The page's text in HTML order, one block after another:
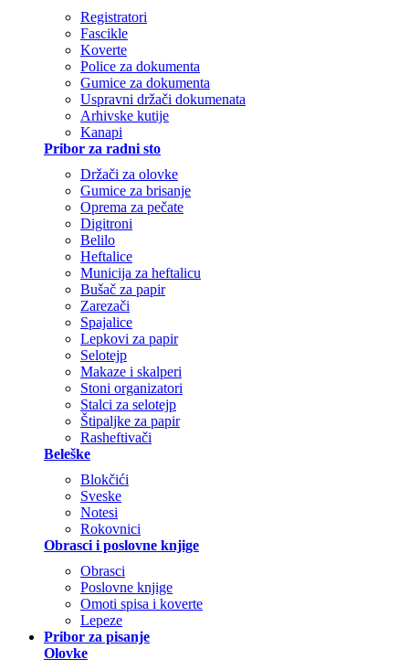
Registratori
Fascikle
Koverte
Police za dokumenta
Gumice za dokumenta
Uspravni držači dokumenata
Arhivske kutije
Kanapi
Pribor za radni sto
Držači za olovke
Gumice za brisanje
Oprema za pečate
Digitroni
Belilo
Heftalice
Municija za heftalicu
Bušač za papir
Zarezači
Spajalice
Lepkovi za papir
Selotejp
Makaze i skalperi
Stoni organizatori
Stalci za selotejp
Štipaljke za papir
Rasheftivači
Beleške
Blokčići
Sveske
Notesi
Rokovnici
Obrasci i poslovne knjige
Obrasci
Poslovne knjige
Omoti spisa i koverte
Lepeze
Pribor za pisanje
Olovke